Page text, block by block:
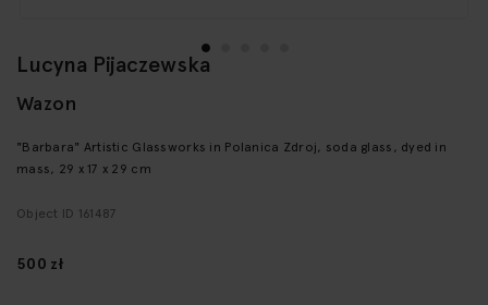
Skip
beginning
images
Lucyna Pijaczewska
"Barbara" Artistic Glassworks in Polanica Zdroj, soda glass, dyed in
mass, 29 x 17 x 29 cm
Wazon
Object ID 161487
500 zł